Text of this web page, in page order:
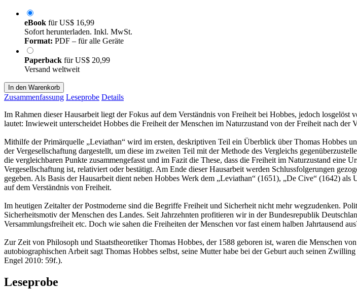
eBook fürUS$ 16,99
Sofort herunterladen. Inkl. MwSt.
Format: PDF – für alle Geräte
Paperback fürUS$ 20,99
Versand weltweit
In den Warenkorb
Zusammenfassung Leseprobe Details
Im Rahmen dieser Hausarbeit liegt der Fokus auf dem Verständnis von Freiheit bei Hobbes, jedoch
lautet: Inwieweit unterscheidet Hobbes die Freiheit der Menschen im Naturzustand von der Freiheit nach der
Mithilfe der Primärquelle „Leviathan“ wird im ersten, deskriptiven Teil ein Überblick über Thomas Hobbes
der Vergesellschaftung dargestellt, um diese im zweiten Teil mit der Methode des Vergleichs
die vergleichbaren Punkte zusammengefasst und im Fazit die These, dass die Freiheit im Naturzustand eine
Vergesellschaftung ist, relativiert oder bestätigt. Am Ende dieser Hausarbeit werden Schlussfolgerungen
gegeben. Als Basis der Hausarbeit dient neben Hobbes Werk dem „Leviathan“ (1651), „De Cive“ (1642)
auf dem Verständnis von Freiheit.
Im heutigen Zeitalter der Postmoderne sind die Begriffe Freiheit und Sicherheit nicht mehr wegzudenken.
Sicherheitsmotiv der Menschen des Landes. Seit Jahrzehnten profitieren wir in der Bundesrepublik
Versammlungsfreiheit etc. Doch wie sahen die Freiheiten der Menschen vor fast einem halben Jahrtausend
Zur Zeit von Philosoph und Staatstheoretiker Thomas Hobbes, der 1588 geboren ist, waren die Menschen
autobiographischen Arbeit sagt Thomas Hobbes selbst, seine Mutter habe bei der Geburt auch seinen
Engel 2010: 59f.).
Leseprobe